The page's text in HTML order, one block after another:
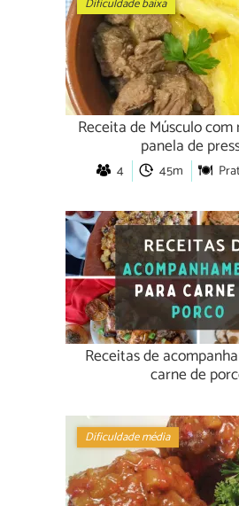
Dificuldade baixa
Receita de Músculo
panela de
4 45m
Receitas de
carne de
Dificuldade média